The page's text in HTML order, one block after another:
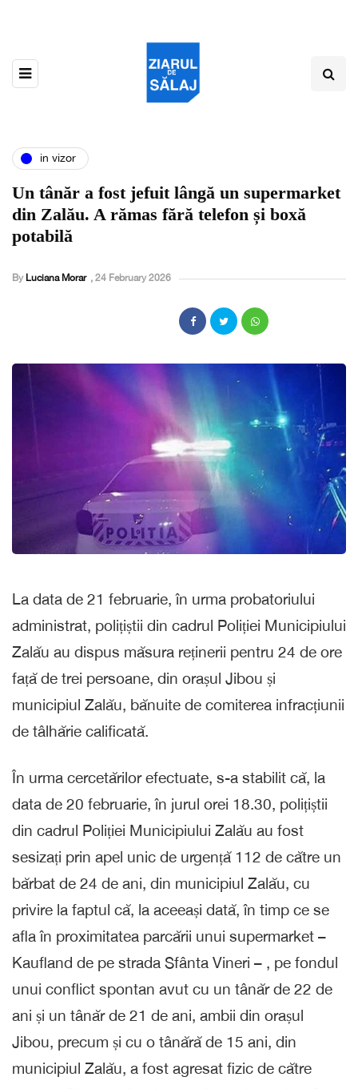
in vizor
Un tânăr a fost jefuit lângă un supermarket
din Zalău. A rămas fără telefon și boxă
potabilă
By Luciana Morar , 24 February 2026
La data de 21 februarie, în urma probatoriului
administrat, polițiștii din cadrul Poliției Municipiului
Zalău au dispus măsura reținerii pentru 24 de ore
față de trei persoane, din orașul Jibou și
municipiul Zalău, bănuite de comiterea infracțiunii
de tâlhărie calificată.
În urma cercetărilor efectuate, s-a stabilit că, la
data de 20 februarie, în jurul orei 18.30, polițiștii
din cadrul Poliției Municipiului Zalău au fost
sesizați prin apel unic de urgență 112 de către un
bărbat de 24 de ani, din municipiul Zalău, cu
privire la faptul că, la aceeași dată, în timp ce se
afla în proximitatea parcării unui supermarket –
Kaufland de pe strada Sfânta Vineri – , pe fondul
unui conflict spontan avut cu un tânăr de 22 de
ani și un tânăr de 21 de ani, ambii din orașul
Jibou, precum și cu o tânără de 15 ani, din
municipiul Zalău, a fost agresat fizic de către